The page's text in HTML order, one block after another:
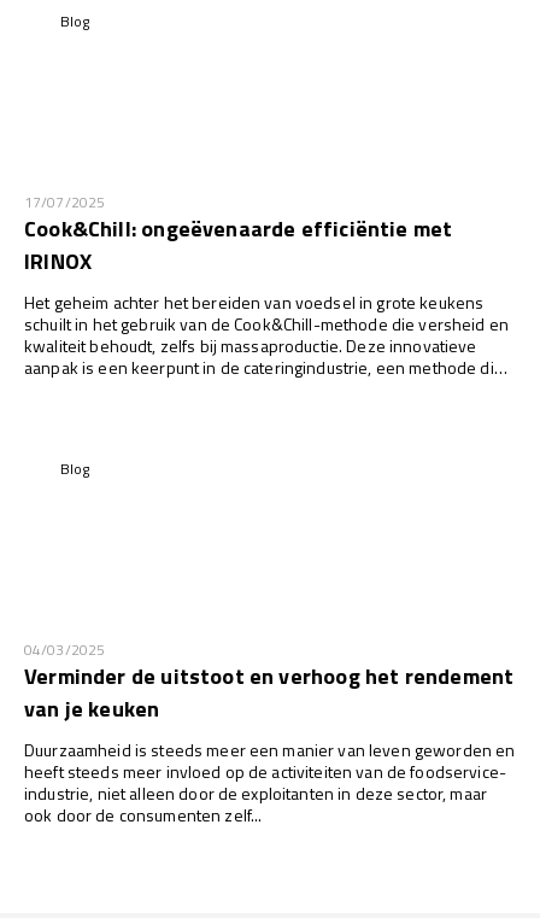
Blog
17/07/2025
Cook&Chill: ongeëvenaarde efficiëntie met
IRINOX
Het geheim achter het bereiden van voedsel in grote keukens
schuilt in het gebruik van de Cook&Chill-methode die versheid en
kwaliteit behoudt, zelfs bij massaproductie. Deze innovatieve
aanpak is een keerpunt in de cateringindustrie, een methode die
Blog
04/03/2025
Verminder de uitstoot en verhoog het rendement
van je keuken
Duurzaamheid is steeds meer een manier van leven geworden en
heeft steeds meer invloed op de activiteiten van de foodservice-
industrie, niet alleen door de exploitanten in deze sector, maar
ook door de consumenten zelf...